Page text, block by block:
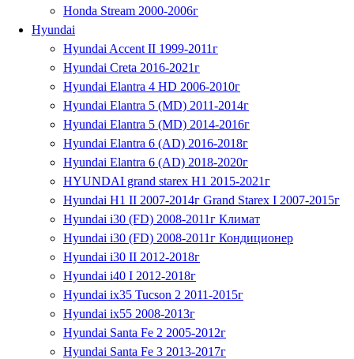
Honda Stream 2000-2006г
Hyundai
Hyundai Accent II 1999-2011г
Hyundai Creta 2016-2021г
Hyundai Elantra 4 HD 2006-2010г
Hyundai Elantra 5 (MD) 2011-2014г
Hyundai Elantra 5 (MD) 2014-2016г
Hyundai Elantra 6 (AD) 2016-2018г
Hyundai Elantra 6 (AD) 2018-2020г
HYUNDAI grand starex H1 2015-2021г
Hyundai H1 II 2007-2014г Grand Starex I 2007-2015г
Hyundai i30 (FD) 2008-2011г Климат
Hyundai i30 (FD) 2008-2011г Кондиционер
Hyundai i30 II 2012-2018г
Hyundai i40 I 2012-2018г
Hyundai ix35 Tucson 2 2011-2015г
Hyundai ix55 2008-2013г
Hyundai Santa Fe 2 2005-2012г
Hyundai Santa Fe 3 2013-2017г